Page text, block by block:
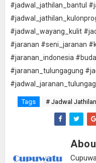
#jadwal_jathilan_bantul
#jadwal_wayang_kulit
#jaranan #seni_jaranan
#jaranan_indonesia
#jaranan_tulungagung
Tags # Jadwal